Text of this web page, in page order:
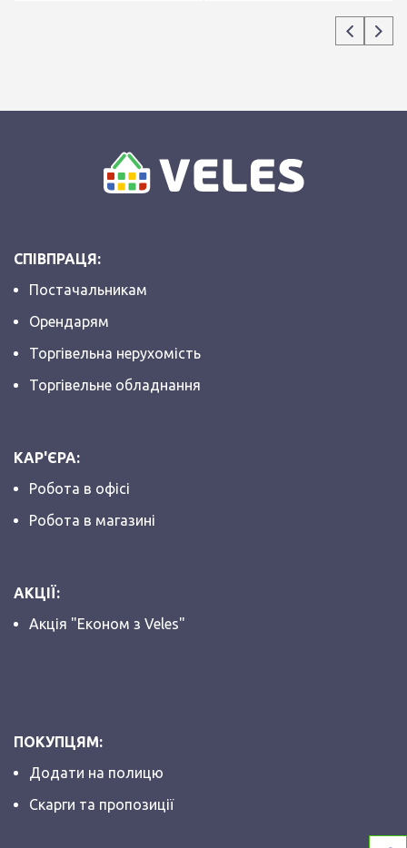
СПІВПРАЦЯ:
Постачальникам
Орендарям
Торгівельна нерухомість
Торгівельне обладнання
КАР'ЄРА:
Робота в офісі
Робота в магазині
АКЦІЇ:
Акція "Економ з Veles"
ПОКУПЦЯМ:
Додати на полицю
Скарги та пропозиції